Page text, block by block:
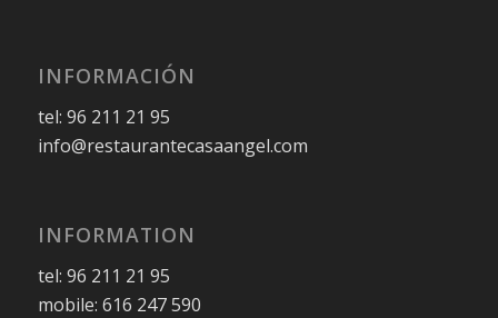
INFORMACIÓN
tel: 96 211 21 95
info@restaurantecasaangel.com
INFORMATION
tel: 96 211 21 95
mobile: 616 247 590